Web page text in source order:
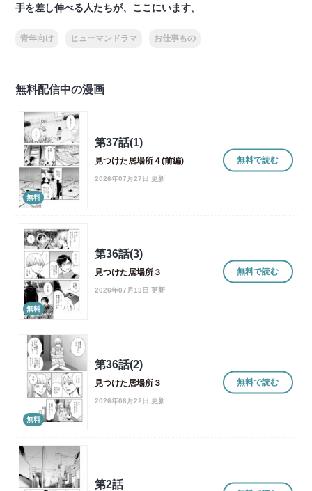
手を差し伸べる人たちが、ここにいます。
青年向け ヒューマンドラマ お仕事もの
無料配信中の漫画
無料
第37話(1)
見つけた居場所４(前編)
2026年07月27日 更新
無料で読む
無料
第36話(3)
見つけた居場所３
2026年07月13日 更新
無料で読む
無料
第36話(2)
見つけた居場所３
2026年06月22日 更新
無料で読む
第2話